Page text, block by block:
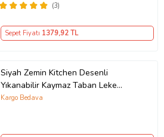
(3)
Sepet Fiyatı 1379,92 TL
Siyah Zemin Kitchen Desenli
Yıkanabilir Kaymaz Taban Leke
Tutmaz Modern Mutfak Halısı
Kargo Bedava